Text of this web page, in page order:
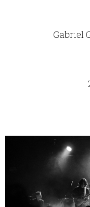
Gabriel